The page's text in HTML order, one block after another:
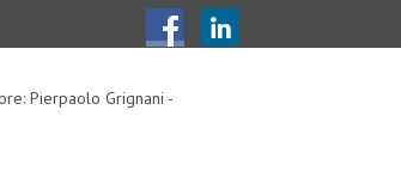
Pierpaolo Grignani -